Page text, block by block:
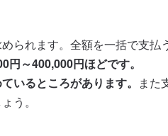
られます。全額を一括で支払
円～400,000円ほどです。
いるところがあります。 また
う。